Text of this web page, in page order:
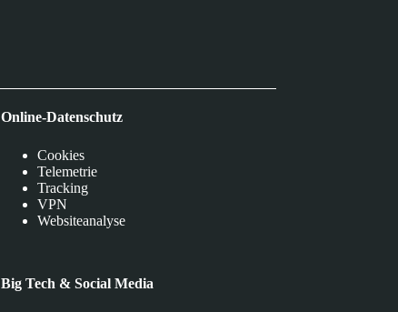
Online-Datenschutz
Cookies
Telemetrie
Tracking
VPN
Websiteanalyse
Big Tech & Social Media